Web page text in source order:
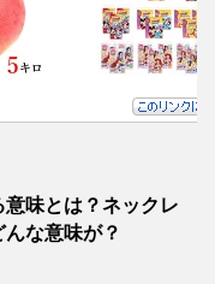
味とは？ネックレ
な意味が？